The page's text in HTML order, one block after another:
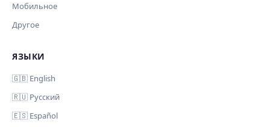
Мобильное
Другое
ЯЗЫКИ
🇬🇧 English
🇷🇺 Русский
🇪🇸 Español